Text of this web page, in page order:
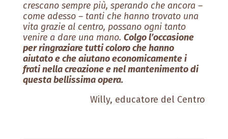
crescano sempre più, sperando che ancora –
come adesso – tanti che hanno trovato una
vita grazie al centro, possano ogni tanto
venire a dare una mano. Colgo l’occasione
per ringraziare tutti coloro che hanno
aiutato e che aiutano economicamente i
frati nella creazione e nel mantenimento di
questa bellissima opera.
Willy, educatore del Centro